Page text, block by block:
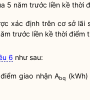
5 năm trước liền kề thời
xác định trên cơ sở lãi
trước liền kề thời điểm
6 như sau:
giao nhận Abq